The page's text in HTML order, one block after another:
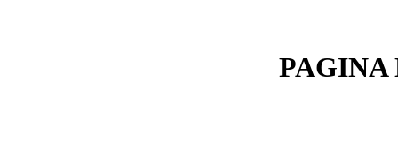
PAGINA